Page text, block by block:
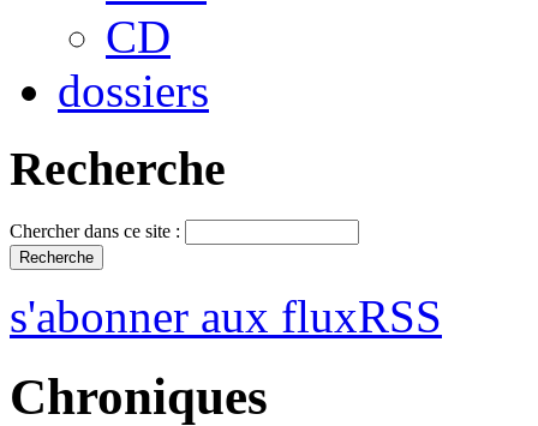
CD
dossiers
Recherche
Chercher dans ce site :
s'abonner aux fluxRSS
Chroniques